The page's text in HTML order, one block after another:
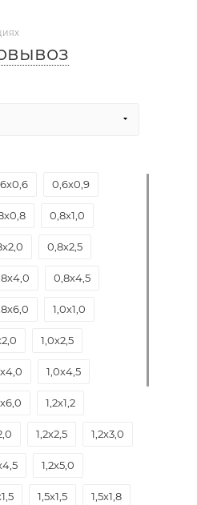
0,6х0,9
0,8х1,0
0,8х2,5
0,8х4,5
1,0х1,0
1,0х2,5
1,0х4,5
1,2х1,2
1,2х2,5 1,2х3,0
1,2х5,0
1,5х1,5 1,5х1,8